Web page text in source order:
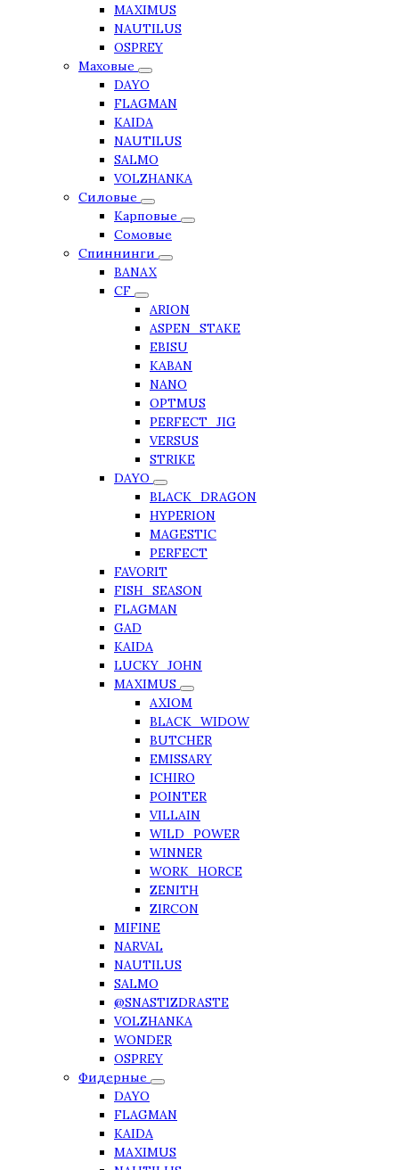
MAXIMUS
NAUTILUS
OSPREY
Маховые
DAYO
FLAGMAN
KAIDA
NAUTILUS
SALMO
VOLZHANKA
Силовые
Карповые
Сомовые
Спиннинги
BANAX
CF
ARION
ASPEN_STAKE
EBISU
KABAN
NANO
OPTMUS
PERFECT_JIG
VERSUS
STRIKE
DAYO
BLACK_DRAGON
HYPERION
MAGESTIC
PERFECT
FAVORIT
FISH_SEASON
FLAGMAN
GAD
KAIDA
LUCKY_JOHN
MAXIMUS
AXIOM
BLACK_WIDOW
BUTCHER
EMISSARY
ICHIRO
POINTER
VILLAIN
WILD_POWER
WINNER
WORK_HORCE
ZENITH
ZIRCON
MIFINE
NARVAL
NAUTILUS
SALMO
@SNASTIZDRASTE
VOLZHANKA
WONDER
OSPREY
Фидерные
DAYO
FLAGMAN
KAIDA
MAXIMUS